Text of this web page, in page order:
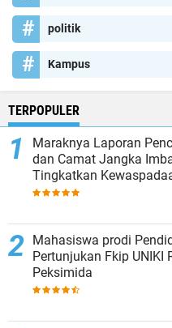
politik
Kampus
TERPOPULER
Maraknya Laporan
dan Camat Jangka
Tingkatkan
Mahasiswa prodi
Pertunjukan Fkip UNIKI
Peksimida